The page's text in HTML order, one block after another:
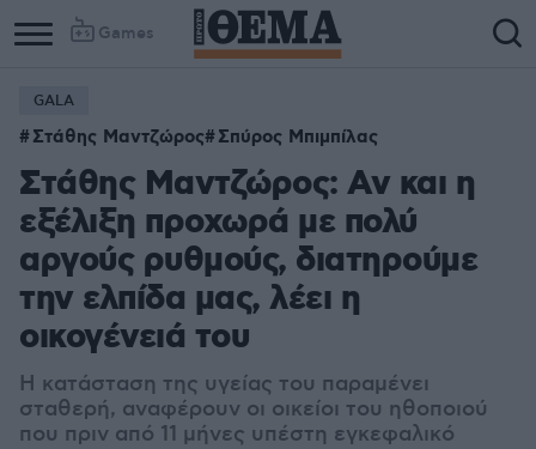
Games
GALA
Στάθης Μαντζώρος Σπύρος Μπιμπίλας
Στάθης Μαντζώρος: Αν και η
εξέλιξη προχωρά με πολύ
αργούς ρυθμούς, διατηρούμε
την ελπίδα μας, λέει η
οικογένειά του
Η κατάσταση της υγείας του παραμένει
σταθερή, αναφέρουν οι οικείοι του ηθοποιού
που πριν από 11 μήνες υπέστη εγκεφαλικό